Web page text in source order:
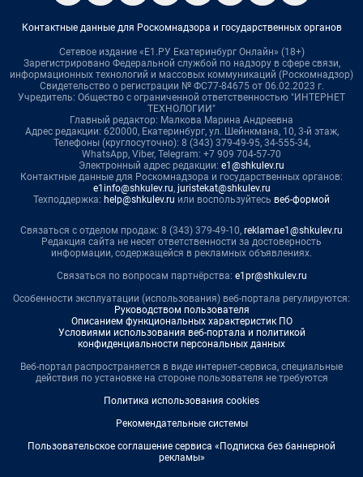
Контактные данные для Роскомнадзора и государственных органов
Сетевое издание «Е1.РУ Екатеринбург Онлайн» (18+)
Зарегистрировано Федеральной службой по надзору в сфере связи,
информационных технологий и массовых коммуникаций (Роскомнадзор)
Свидетельство о регистрации № ФС77-84675 от 06.02.2023 г.
Учредитель: Общество с ограниченной ответственностью "ИНТЕРНЕТ
ТЕХНОЛОГИИ"
Главный редактор: Малкова Марина Андреевна
Адрес редакции: 620000, Екатеринбург, ул. Шейнкмана, 10, 3-й этаж,
Телефоны (круглосуточно): 8 (343) 379-49-95, 34-555-34,
WhatsApp, Viber, Telegram: +7 909 704-57-70
Электронный адрес редакции: e1@shkulev.ru
Контактные данные для Роскомнадзора и государственных органов:
e1info@shkulev.ru, juristekat@shkulev.ru
Техподдержка: help@shkulev.ru или воспользуйтесь веб-формой
Связаться с отделом продаж: 8 (343) 379-49-10, reklamae1@shkulev.ru
Редакция сайта не несет ответственности за достоверность
информации, содержащейся в рекламных объявлениях.
Связаться по вопросам партнёрства: e1pr@shkulev.ru
Особенности эксплуатации (использования) веб-портала регулируются:
Руководством пользователя
Описанием функциональных характеристик ПО
Условиями использования веб-портала и политикой
конфиденциальности персональных данных
Веб-портал распространяется в виде интернет-сервиса, специальные
действия по установке на стороне пользователя не требуются
Политика использования cookies
Рекомендательные системы
Пользовательское соглашение сервиса «Подписка без баннерной
рекламы»